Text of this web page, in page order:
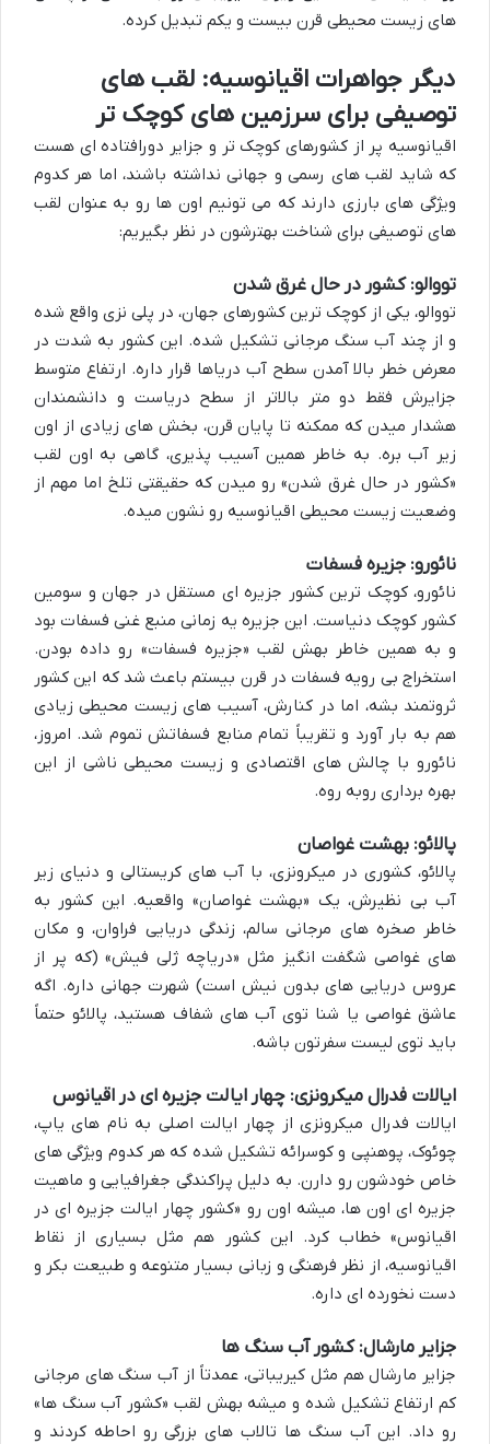
های زیست محیطی قرن بیست و یکم تبدیل کرده.
دیگر جواهرات اقیانوسیه: لقب های
توصیفی برای سرزمین های کوچک تر
اقیانوسیه پر از کشورهای کوچک تر و جزایر دورافتاده ای هست
که شاید لقب های رسمی و جهانی نداشته باشند، اما هر کدوم
ویژگی های بارزی دارند که می تونیم اون ها رو به عنوان لقب
های توصیفی برای شناخت بهترشون در نظر بگیریم:
تووالو: کشور در حال غرق شدن
تووالو، یکی از کوچک ترین کشورهای جهان، در پلی نزی واقع شده
و از چند آب سنگ مرجانی تشکیل شده. این کشور به شدت در
معرض خطر بالا آمدن سطح آب دریاها قرار داره. ارتفاع متوسط
جزایرش فقط دو متر بالاتر از سطح دریاست و دانشمندان
هشدار میدن که ممکنه تا پایان قرن، بخش های زیادی از اون
زیر آب بره. به خاطر همین آسیب پذیری، گاهی به اون لقب
«کشور در حال غرق شدن» رو میدن که حقیقتی تلخ اما مهم از
وضعیت زیست محیطی اقیانوسیه رو نشون میده.
نائورو: جزیره فسفات
نائورو، کوچک ترین کشور جزیره ای مستقل در جهان و سومین
کشور کوچک دنیاست. این جزیره یه زمانی منبع غنی فسفات بود
و به همین خاطر بهش لقب «جزیره فسفات» رو داده بودن.
استخراج بی رویه فسفات در قرن بیستم باعث شد که این کشور
ثروتمند بشه، اما در کنارش، آسیب های زیست محیطی زیادی
هم به بار آورد و تقریباً تمام منابع فسفاتش تموم شد. امروز،
نائورو با چالش های اقتصادی و زیست محیطی ناشی از این
بهره برداری روبه روه.
پالائو: بهشت غواصان
پالائو، کشوری در میکرونزی، با آب های کریستالی و دنیای زیر
آب بی نظیرش، یک «بهشت غواصان» واقعیه. این کشور به
خاطر صخره های مرجانی سالم، زندگی دریایی فراوان، و مکان
های غواصی شگفت انگیز مثل «دریاچه ژلی فیش» (که پر از
عروس دریایی های بدون نیش است) شهرت جهانی داره. اگه
عاشق غواصی یا شنا توی آب های شفاف هستید، پالائو حتماً
باید توی لیست سفرتون باشه.
ایالات فدرال میکرونزی: چهار ایالت جزیره ای در اقیانوس
ایالات فدرال میکرونزی از چهار ایالت اصلی به نام های یاپ،
چوئوک، پوهنپی و کوسرائه تشکیل شده که هر کدوم ویژگی های
خاص خودشون رو دارن. به دلیل پراکندگی جغرافیایی و ماهیت
جزیره ای اون ها، میشه اون رو «کشور چهار ایالت جزیره ای در
اقیانوس» خطاب کرد. این کشور هم مثل بسیاری از نقاط
اقیانوسیه، از نظر فرهنگی و زبانی بسیار متنوعه و طبیعت بکر و
دست نخورده ای داره.
جزایر مارشال: کشور آب سنگ ها
جزایر مارشال هم مثل کیریباتی، عمدتاً از آب سنگ های مرجانی
کم ارتفاع تشکیل شده و میشه بهش لقب «کشور آب سنگ ها»
رو داد. این آب سنگ ها تالاب های بزرگی رو احاطه کردند و